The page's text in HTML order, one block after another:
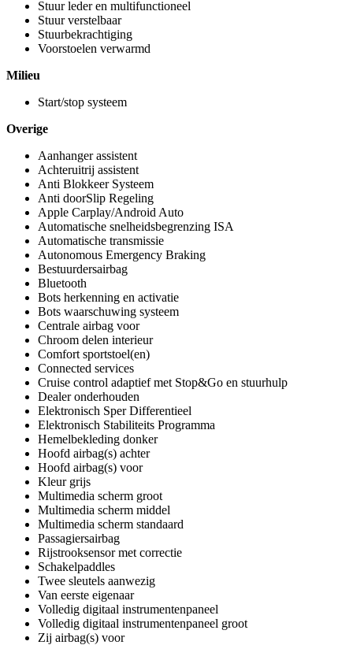
Stuur leder en multifunctioneel
Stuur verstelbaar
Stuurbekrachtiging
Voorstoelen verwarmd
Milieu
Start/stop systeem
Overige
Aanhanger assistent
Achteruitrij assistent
Anti Blokkeer Systeem
Anti doorSlip Regeling
Apple Carplay/Android Auto
Automatische snelheidsbegrenzing ISA
Automatische transmissie
Autonomous Emergency Braking
Bestuurdersairbag
Bluetooth
Bots herkenning en activatie
Bots waarschuwing systeem
Centrale airbag voor
Chroom delen interieur
Comfort sportstoel(en)
Connected services
Cruise control adaptief met Stop&Go en stuurhulp
Dealer onderhouden
Elektronisch Sper Differentieel
Elektronisch Stabiliteits Programma
Hemelbekleding donker
Hoofd airbag(s) achter
Hoofd airbag(s) voor
Kleur grijs
Multimedia scherm groot
Multimedia scherm middel
Multimedia scherm standaard
Passagiersairbag
Rijstrooksensor met correctie
Schakelpaddles
Twee sleutels aanwezig
Van eerste eigenaar
Volledig digitaal instrumentenpaneel
Volledig digitaal instrumentenpaneel groot
Zij airbag(s) voor